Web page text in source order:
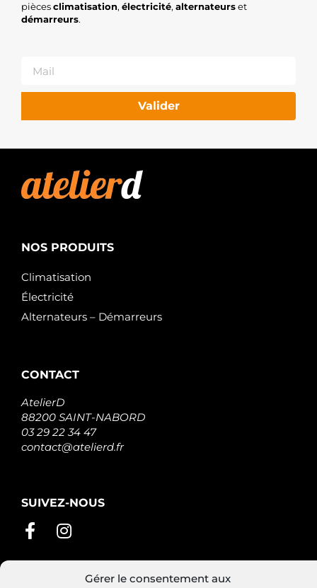
Gérer le consentement aux
piècesclimatisation, électricité, alternateurset
démarreurs.
Valider
NOS PRODUITS
Climatisation
Électricité
Alternateurs – Démarreurs
CONTACT
AtelierD
88200 SAINT-NABORD
03 29 22 34 47
contact@atelierd.fr
SUIVEZ-NOUS